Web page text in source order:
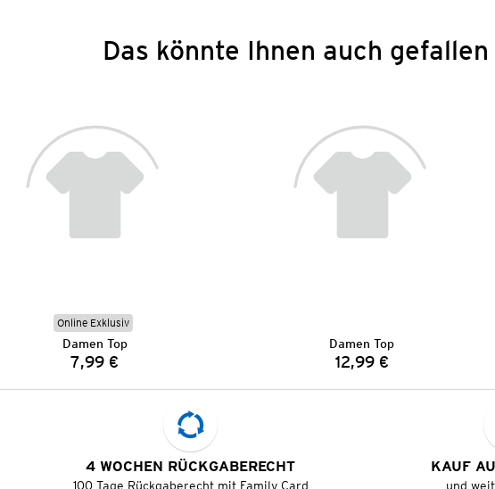
Das könnte Ihnen auch gefallen
Online Exklusiv
Damen Top
Preis:
7,99 €
Damen Top
Preis:
12,99 €
4 WOCHEN RÜCKGABERECHT
100 Tage Rückgaberecht mit Family Card
KAUF
und